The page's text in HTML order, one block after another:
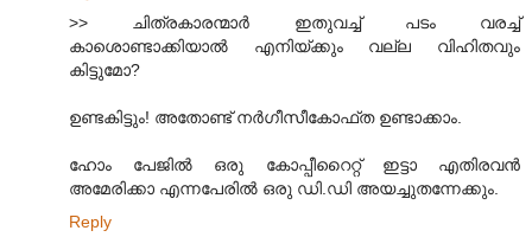
>> ചിത്രകാരന്മാര്‍ ഇതുവച്ച് പടം വരച്ച്
കാശൊണ്ടാക്കിയാല്‍ എനിയ്ക്കും വല്ല വിഹിതവും
കിട്ടുമോ?
ഉണ്ടകിട്ടും! അതോണ്ട് നര്‍ഗീസീകോഫ്ത ഉണ്ടാക്കാം.
ഹോം പേജില്‍ ഒരു കോപ്പീറൈറ്റ് ഇട്ടാ എതിരവന്‍
അമേരിക്കാ എന്നപേരില്‍ ഒരു ഡി.ഡി അയച്ചുതന്നേക്കും.
Reply